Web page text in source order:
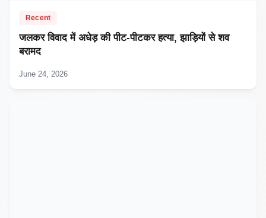
Recent
जलकर विवाद में अधेड़ की पीट-पीटकर हत्या, झाड़ियों से शव
बरामद
June 24, 2026